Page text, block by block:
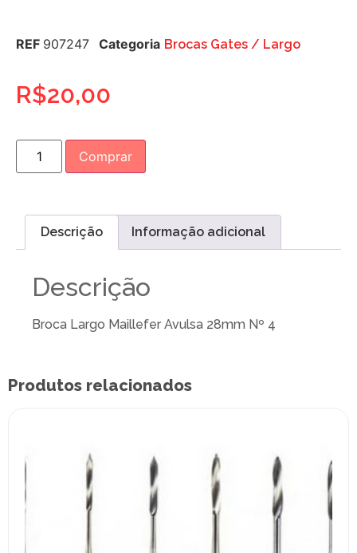
REF 907247 Categoria Brocas Gates / Largo
R$20,00
Comprar
Descrição Informação adicional
Descrição
Broca Largo Maillefer Avulsa 28mm Nº 4
Produtos relacionados